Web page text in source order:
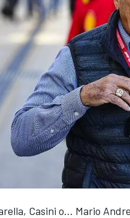
Casini o... Mario